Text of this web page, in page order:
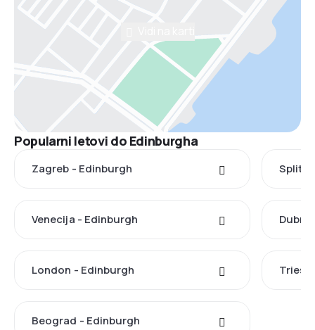
Popularni letovi do Edinburgha
Zagreb - Edinburgh Split -
Venecija - Edinburgh
London - Edinburgh
Beograd - Edinburgh